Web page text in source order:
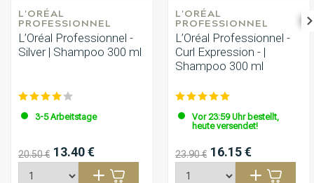
L'ORÉAL
PROFESSIONNEL
L’Oréal Professionnel -
Silver | Shampoo 300 ml
3-5 Arbeitstage
20.50 € 13.40 €
L'ORÉAL
PROFESSIONNEL
L’Oréal Professionnel -
Curl Expression - |
Shampoo 300 ml
Vor 23:59 Uhr bestellt,
heute versendet!
23.90 € 16.15 €